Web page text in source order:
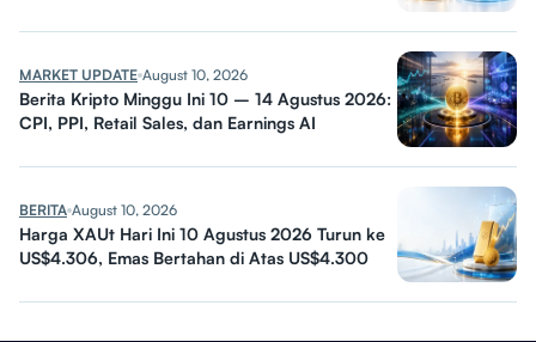
MARKET UPDATE August 10, 2026
Berita Kripto Minggu Ini 10 – 14 Agustus 2026:
CPI, PPI, Retail Sales, dan Earnings AI
BERITA August 10, 2026
Harga XAUt Hari Ini 10 Agustus 2026 Turun ke
US$4.306, Emas Bertahan di Atas US$4.300